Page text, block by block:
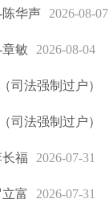
华声 2026-08-07
敏 2026-08-04
司法强制过户）
司法强制过户）
福 2026-07-31
富 2026-07-31